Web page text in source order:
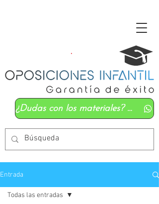
¿Dudas con los materiales? Mándanos un whatsapp
Entrada
Todas las entradas